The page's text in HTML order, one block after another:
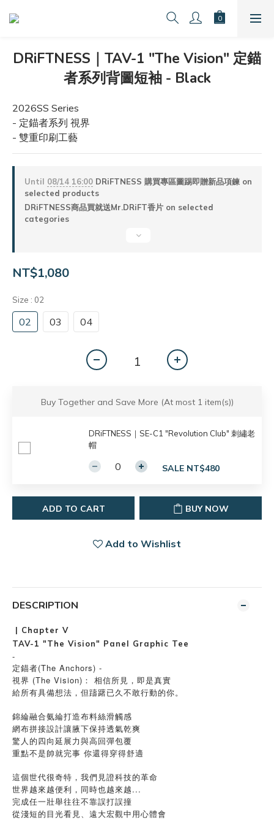
DRiFTNESS｜TAV-1 "The Vision" 定錨
者系列背圖短袖 - Black
2026SS Series
- 定錨者系列 視界
- 雙重印刷工藝
Until 08/14 16:00 DRiFTNESS 購買專區圖踢即贈新品項鍊 on
selected products
DRiFTNESS商品買就送Mr.DRiFT香片 on selected
categories
NT$1,080
Size : 02
02 03 04
Buy Together and Save More (At most 1 item(s))
DRiFTNESS｜SE-C1 "Revolution Club" 刺繡老
帽
SALE NT$480
ADD TO CART BUY NOW
Add to Wishlist
DESCRIPTION
| Chapter V
TAV-1 "The Vision" Panel Graphic Tee
-
定錨者(The Anchors) -
視界 (The Vision)： 相信所見，即是真實
給所有具備想法，但躊躇已久不敢行動的你。
錦綸融合氨綸打造布料絲滑觸感
網布拼接設計讓腋下保持透氣乾爽
驚人的四向延展力與高回彈包覆
重點不是帥就完事 你還得穿得舒適
這個世代很奇特，我們見證科技的革命
世界越來越便利，同時也越來越...
完成任一壯舉往往不靠誤打誤撞
從淺短的目光看見、遠大宏觀中用心體會